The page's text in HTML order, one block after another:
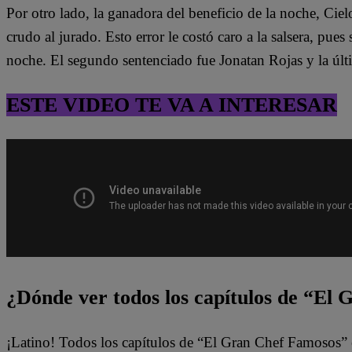
Por otro lado, la ganadora del beneficio de la noche,
crudo al jurado. Esto error le costó caro a la salsera,
noche. El segundo sentenciado fue Jonatan Rojas y la
ESTE VIDEO TE VA A INTERESAR
¿Dónde ver todos los capítulos de “El
¡Latino! Todos los capítulos de “El Gran Chef